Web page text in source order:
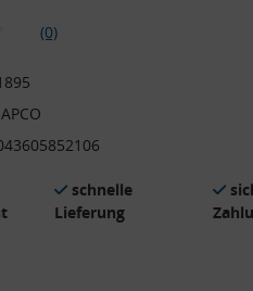
(0)
schnelle
Lieferung